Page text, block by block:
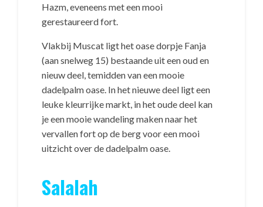
Hazm, eveneens met een mooi
gerestaureerd fort.
Vlakbij Muscat ligt het oase dorpje Fanja
(aan snelweg 15) bestaande uit een oud en
nieuw deel, temidden van een mooie
dadelpalm oase. In het nieuwe deel ligt een
leuke kleurrijke markt, in het oude deel kan
je een mooie wandeling maken naar het
vervallen fort op de berg voor een mooi
uitzicht over de dadelpalm oase.
Salalah